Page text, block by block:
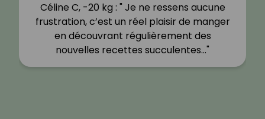
Céline C, -20 kg : " Je ne ressens aucune
frustration, c’est un réel plaisir de manger
en découvrant régulièrement des
nouvelles recettes succulentes…"